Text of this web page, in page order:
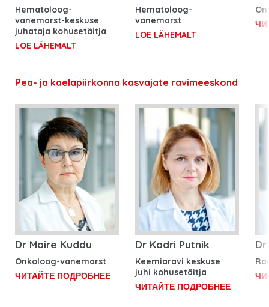
Hematoloog-
vanemarst-keskuse
juhataja kohusetäitja
LOE LÄHEMALT
Hematoloog-
vanemarst
LOE LÄHEMALT
Pea- ja kaelapiirkonna kasvajate ravimeeskond
Dr Maire Kuddu
Onkoloog-vanemarst
ЧИТАЙТЕ ПОДРОБНЕЕ
Dr Kadri Putnik
Keemiaravi keskuse
juhi kohusetäitja
ЧИТАЙТЕ ПОДРОБНЕЕ